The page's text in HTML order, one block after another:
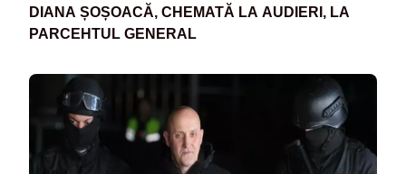
DIANA ȘOȘOACĂ, CHEMATĂ LA AUDIERI, LA
PARCEHTUL GENERAL